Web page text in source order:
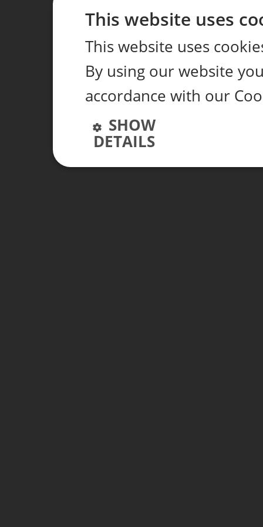
This website uses
This website uses
By using our website
accordance with our
SHOW
DETAILS